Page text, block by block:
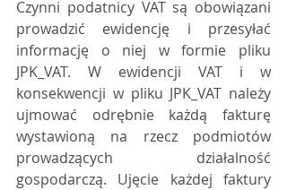
Czynni podatnicy VAT są obowiązani
prowadzić ewidencję i przesyłać
informację o niej w formie pliku
JPK_VAT. W ewidencji VAT i w
konsekwencji w pliku JPK_VAT należy
ujmować odrębnie każdą fakturę
wystawioną na rzecz podmiotów
prowadzących działalność
gospodarczą. Ujęcie każdej faktury